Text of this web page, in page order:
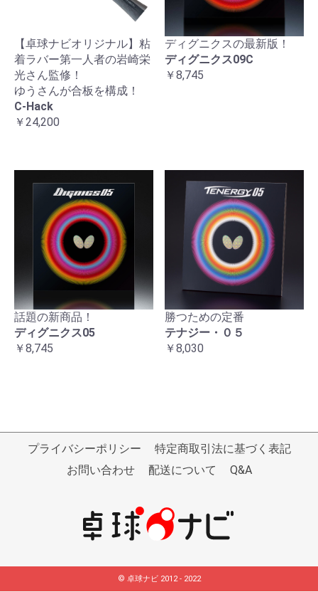
【卓球ナビオリジナル】粘
着ラバー第一人者の岩崎栄
光さん監修！
ゆうさんが合板を構成！
C-Hack
￥24,200
ディグニクスの最新版！
ディグニクス09C
￥8,745
話題の新商品！
ディグニクス05
￥8,745
勝つための定番
テナジー・０５
￥8,030
プライバシーポリシー
特定商取引法に基づく表記
お問い合わせ
配送について Q&A
© 卓球ナビ 2012 - 2022